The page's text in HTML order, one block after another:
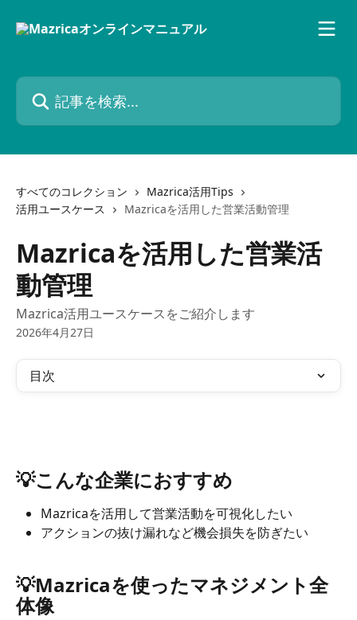
記事を検索...
すべてのコレクション
Mazrica活用Tips
活用ユースケース
Mazricaを活用した営業活動管理
Mazricaを活用した営業活
動管理
Mazrica活用ユースケースをご紹介します
2026年4月27日
目次
💡こんな企業におすすめ
Mazricaを活用して営業活動を可視化したい
アクションの抜け漏れなど機会損失を防ぎたい
💡Mazricaを使ったマネジメント全
体像